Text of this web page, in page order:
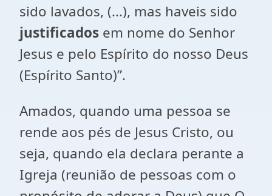
sido lavados, (...), mas haveis sido
justificados em nome do Senhor
Jesus e pelo Espírito do nosso Deus
(Espírito Santo)”.
Amados, quando uma pessoa se
rende aos pés de Jesus Cristo, ou
seja, quando ela declara perante a
Igreja (reunião de pessoas com o